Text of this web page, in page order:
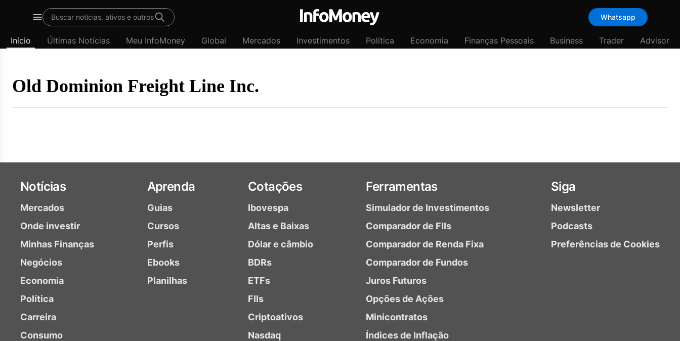
Últimas
InfoMoney
Menu
Buscar notícias, ativos e outros Whatsapp
Início Últimas Notícias Meu InfoMoney Global Mercados Investimentos Política Economia Finanças Pessoais Business Trader Advisor
Old Dominion Freight Line Inc.
Notícias
Mercados
Onde investir
Minhas Finanças
Negócios
Economia
Política
Carreira
Consumo
Aprenda
Guias
Cursos
Perfis
Ebooks
Planilhas
Cotações
Ibovespa
Altas e Baixas
Dólar e câmbio
BDRs
ETFs
FIIs
Criptoativos
Nasdaq
Ferramentas
Simulador de Investimentos
Comparador de FIIs
Comparador de Renda Fixa
Comparador de Fundos
Juros Futuros
Opções de Ações
Minicontratos
Índices de Inflação
Siga
Newsletter
Podcasts
Preferências de Cookies